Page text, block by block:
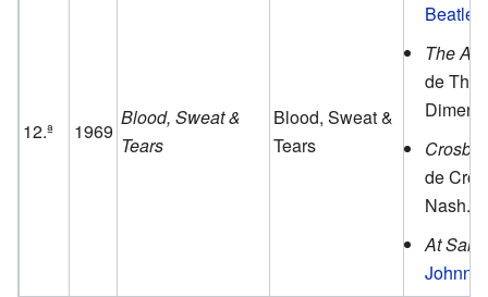
12.ª 1969
Blood, Sweat &
Tears
Blood, Sweat &
Tears
Beatles
The
de The
de
Nash.
At San
Johnny